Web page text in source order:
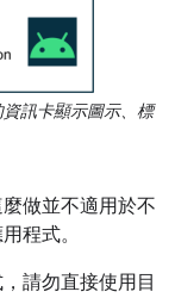
訊卡顯示圖示、標
做並不適用於不
程式。
請勿直接使用目